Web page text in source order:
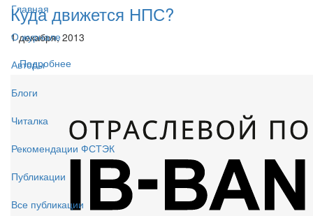
Главная
О журнале
Авторы
Блоги
Читалка
Рекомендации ФСТЭК
Публикации
Все публикации
Куда движется НПС?
1 декабря, 2013
Подробнее